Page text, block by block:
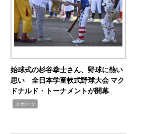
始球式の杉谷拳士さん、野球に熱い
思い 全日本学童軟式野球大会 マク
ドナルド・トーナメントが開幕
スポーツ